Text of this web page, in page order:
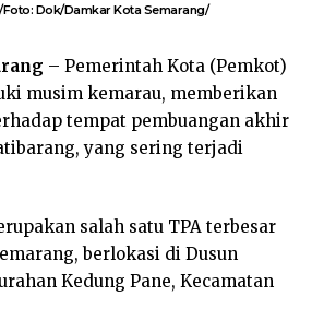
Dok/Damkar Kota Semarang/
– Pemerintah Kota (Pemkot)
musim kemarau, memberikan
tempat pembuangan akhir
yang sering terjadi
salah satu TPA terbesar
berlokasi di Dusun
Kedung Pane, Kecamatan